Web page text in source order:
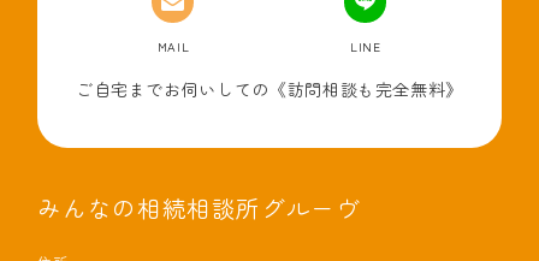
MAIL LINE
ご自宅までお伺いしての《訪問相談も完全無料》
みんなの相続相談所グルーヴ